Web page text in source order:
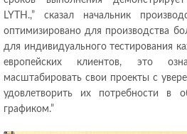
LYTH.,” сказал начальник
оптимизировано для производства
для индивидуального тестирования
европейских клиентов, это
масштабировать свои проекты с
удовлетворить их потребности в
графиком.”